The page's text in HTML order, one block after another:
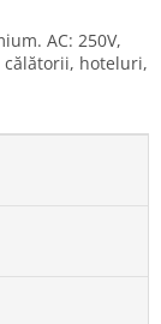
AC: 250V,
călătorii, hoteluri,